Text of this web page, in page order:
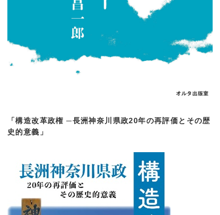
「構造改革政権 ─長洲神奈川県政20年の再評価とその歴
史的意義」